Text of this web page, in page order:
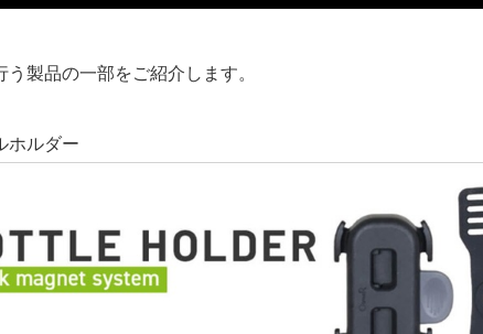
う製品の一部をご紹介します。
ホルダー